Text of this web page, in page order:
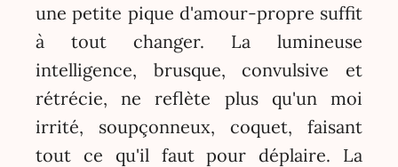
une petite pique d'amour-propre suffit
à tout changer. La lumineuse
intelligence, brusque, convulsive et
rétrécie, ne reflète plus qu'un moi
irrité, soupçonneux, coquet, faisant
tout ce qu'il faut pour déplaire. La